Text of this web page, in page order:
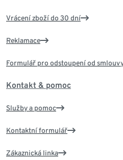
Vrácení zboží do 30 dní
Reklamace
Formulář pro odstoupení od
Kontakt & pomoc
Služby a pomoc
Kontaktní formulář
Zákaznická linka